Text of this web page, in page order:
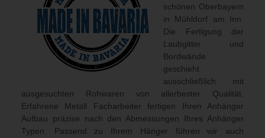
schönen Oberbayern
in Mühldorf am Inn.
Die Fertigung der
Laubgitter und
Bordwände
geschieht
ausschließlich mit
ausgesuchten Rohwaren von allerbester Qualität.
Erfahrene Metall Facharbeiter fertigen Ihren Anhänger
Aufbau präzise nach den Abmessungen Ihres Anhänger
Typen. Passend zu Ihrem Hänger führen wir auch